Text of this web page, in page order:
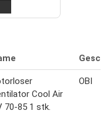
Cool Air
70-85 1 stk.
OBI